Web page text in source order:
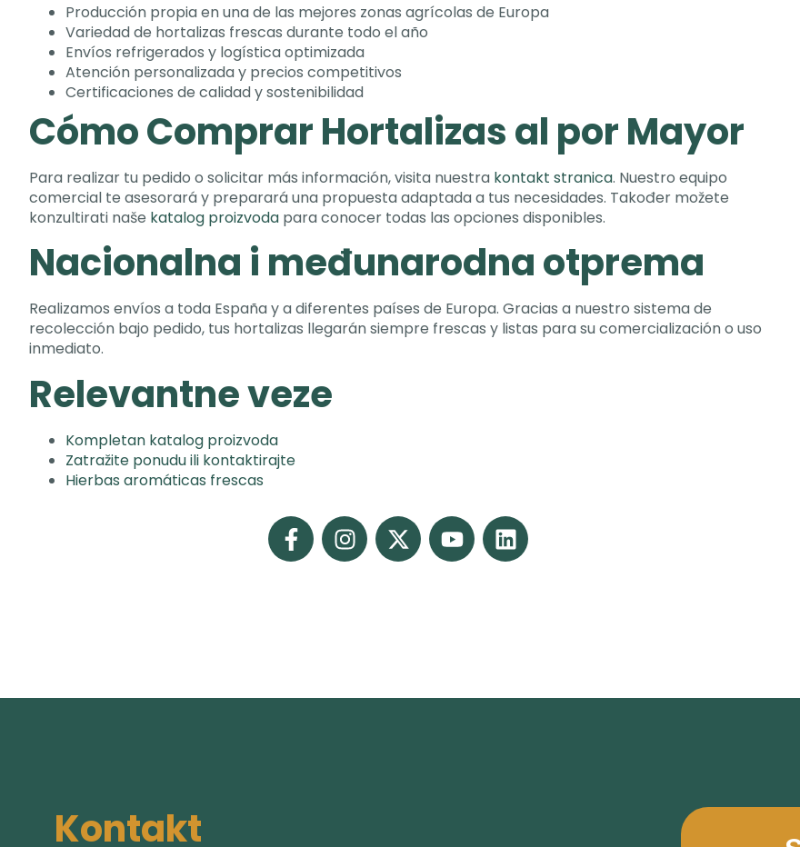
Producción propia en una de las mejores zonas agrícolas de Europa
Variedad de hortalizas frescas durante todo el año
Envíos refrigerados y logística optimizada
Atención personalizada y precios competitivos
Certificaciones de calidad y sostenibilidad
Cómo Comprar Hortalizas al por Mayor
Para realizar tu pedido o solicitar más información,visita nuestra kontakt stranica. Nuestro equipo
comercial te asesorará y preparará una propuesta adaptada a tus necesidades. Također možete
konzultirati naše katalog proizvoda para conocer todas las opciones disponibles.
Nacionalna i međunarodna otprema
Realizamos envíos a toda España y a diferentes países de Europa. Gracias a nuestro sistema de
recolección bajo pedido, tus hortalizas llegarán siempre frescas y listas para su comercialización o uso
inmediato.
Relevantne veze
Kompletan katalog proizvoda
Zatražite ponudu ili kontaktirajte
Hierbas aromáticas frescas
Kontakt